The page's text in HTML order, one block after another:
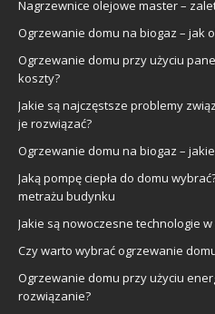
Nagrzewnice olejowe master –
Ogrzewanie domu na biogaz – jak
Ogrzewanie domu przy użyciu
koszty?
Jakie są najczęstsze problemy
je rozwiązać?
Ogrzewanie domu na biogaz –
Jaką pompę ciepła do domu
metrażu budynku
Jakie są nowoczesne technologie
Czy warto wybrać ogrzewanie
Ogrzewanie domu przy użyciu
rozwiązanie?